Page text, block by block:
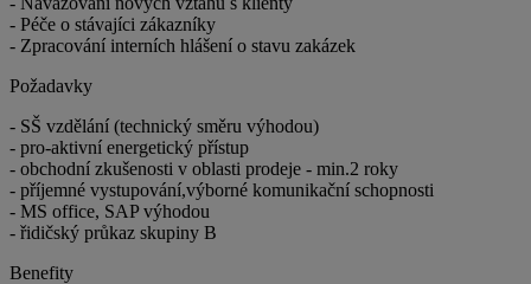
- Péče o stávajíci zákazníky
- Zpracování interních hlášení o stavu zakázek
Požadavky
- SŠ vzdělání (technický směru výhodou)
- pro-aktivní energetický přístup
- obchodní zkušenosti v oblasti prodeje - min.2 roky
- příjemné vystupování,výborné komunikační schopnosti
- MS office, SAP výhodou
- řidičský průkaz skupiny B
Benefity